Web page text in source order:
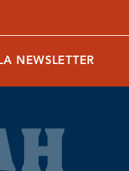
NEWSLETTER